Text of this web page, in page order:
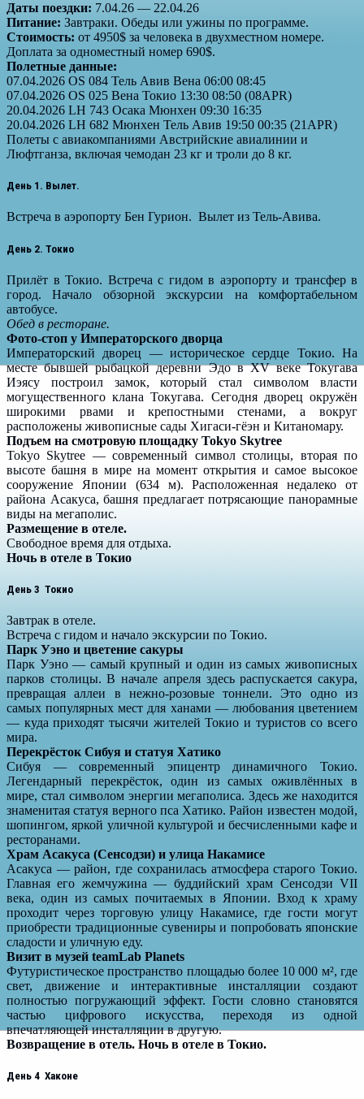
Даты поездки: 7.04.26 — 22.04.26
Питание: Завтраки. Обеды или ужины по программе.
Стоимость: от 4950$ за человека в двухместном номере.
Доплата за одноместный номер 690$.
Полетные данные:
07.04.2026 OS 084 Тель Авив Вена 06:00 08:45
07.04.2026 OS 025 Вена Токио 13:30 08:50 (08APR)
20.04.2026 LH 743 Осака Мюнхен 09:30 16:35
20.04.2026 LH 682 Мюнхен Тель Авив 19:50 00:35 (21APR)
Полеты с авиакомпаниями Австрийские авиалинии и
Люфтганза, включая чемодан 23 кг и троли до 8 кг.
День 1. Вылет.
Встреча в аэропорту Бен Гурион. Вылет из Тель-Авива.
День 2. Токио
Прилёт в Токио. Встреча с гидом в аэропорту и трансфер в
город. Начало обзорной экскурсии на комфортабельном
автобусе.
Обед в ресторане.
Фото-стоп у Императорского дворца
Императорский дворец — историческое сердце Токио. На
месте бывшей рыбацкой деревни Эдо в XV веке Токугава
Иэясу построил замок, который стал символом власти
могущественного клана Токугава. Сегодня дворец окружён
широкими рвами и крепостными стенами, а вокруг
расположены живописные сады Хигаси-гёэн и Китаномару.
Подъем на смотровую площадку Tokyo Skytree
Tokyo Skytree — современный символ столицы, вторая по
высоте башня в мире на момент открытия и самое высокое
сооружение Японии (634 м). Расположенная недалеко от
района Асакуса, башня предлагает потрясающие панорамные
виды на мегаполис.
Размещение в отеле.
Свободное время для отдыха.
Ночь в отеле в Токио
День 3 Токио
Завтрак в отеле.
Встреча с гидом и начало экскурсии по Токио.
Парк Уэно и цветение сакуры
Парк Уэно — самый крупный и один из самых живописных
парков столицы. В начале апреля здесь распускается сакура,
превращая аллеи в нежно-розовые тоннели. Это одно из
самых популярных мест для ханами — любования цветением
— куда приходят тысячи жителей Токио и туристов со всего
мира.
Перекрёсток Сибуя и статуя Хатико
Сибуя — современный эпицентр динамичного Токио.
Легендарный перекрёсток, один из самых оживлённых в
мире, стал символом энергии мегаполиса. Здесь же находится
знаменитая статуя верного пса Хатико. Район известен модой,
шопингом, яркой уличной культурой и бесчисленными кафе и
ресторанами.
Храм Асакуса (Сенсодзи) и улица Накамисе
Асакуса — район, где сохранилась атмосфера старого Токио.
Главная его жемчужина — буддийский храм Сенсодзи VII
века, один из самых почитаемых в Японии. Вход к храму
проходит через торговую улицу Накамисе, где гости могут
приобрести традиционные сувениры и попробовать японские
сладости и уличную еду.
Визит в музей teamLab Planets
Футуристическое пространство площадью более 10 000 м², где
свет, движение и интерактивные инсталляции создают
полностью погружающий эффект. Гости словно становятся
частью цифрового искусства, переходя из одной
впечатляющей инсталляции в другую.
Возвращение в отель. Ночь в отеле в Токио.
День 4 Хаконе